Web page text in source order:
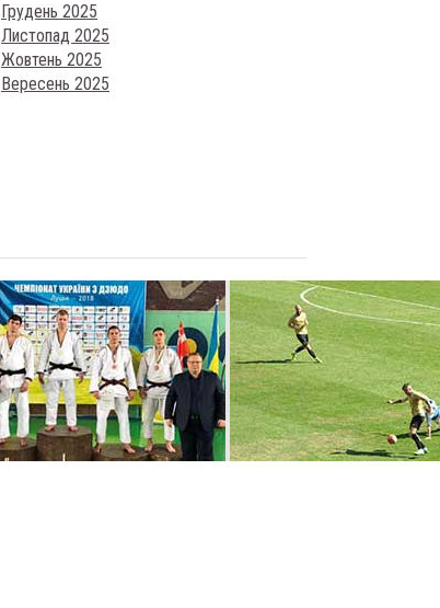
Грудень 2025
Листопад 2025
Жовтень 2025
Вересень 2025